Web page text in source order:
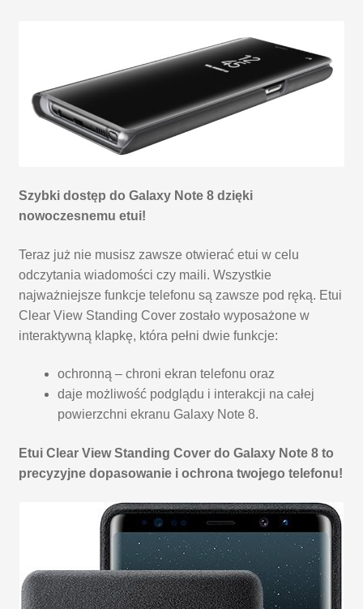
Szybki dostęp do Galaxy Note 8 dzięki
nowoczesnemu etui!
Teraz już nie musisz zawsze otwierać etui w celu
odczytania wiadomości czy maili. Wszystkie
najważniejsze funkcje telefonu są zawsze pod ręką. Etui
Clear View Standing Cover zostało wyposażone w
interaktywną klapkę, która pełni dwie funkcje:
ochronną – chroni ekran telefonu oraz
daje możliwość podglądu i interakcji na całej
powierzchni ekranu Galaxy Note 8.
Etui Clear View Standing Cover do Galaxy Note 8 to
precyzyjne dopasowanie i ochrona twojego telefonu!